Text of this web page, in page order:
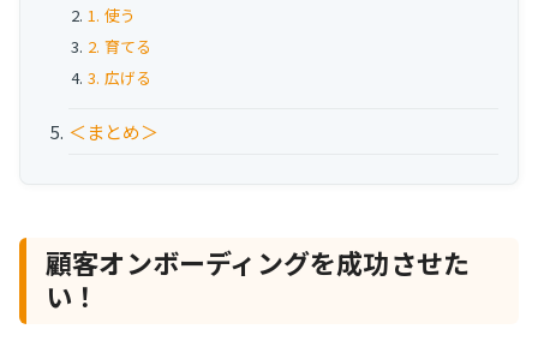
1. 使う
2. 育てる
3. 広げる
＜まとめ＞
顧客オンボーディングを成功させた
い！